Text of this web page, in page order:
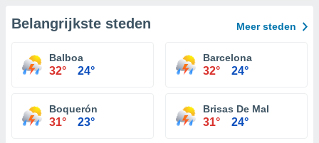
Belangrijkste steden Meer steden
Balboa
32° 24°
Barcelona
32° 24°
Boquerón
31° 23°
Brisas De Mal
31° 24°